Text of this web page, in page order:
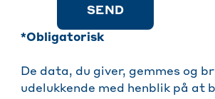
SEND
*Obligatorisk
De data, du giver, gemmes og
udelukkende med henblik på at